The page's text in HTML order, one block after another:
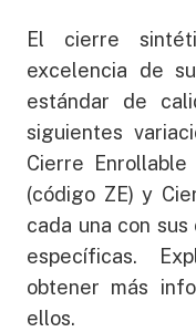
El cierre
excelencia de
estándar de
siguientes
Cierre Enrollable
(código ZE) y
cada una con
específicas.
obtener más
ellos.